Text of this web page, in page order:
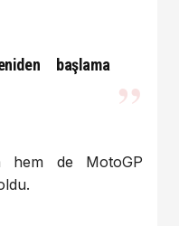
başlama
hem de MotoGP